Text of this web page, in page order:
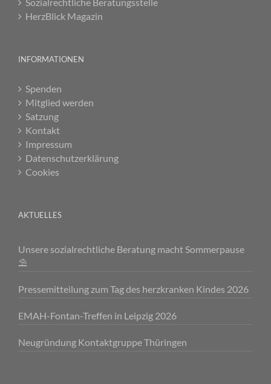
Sozialrechtliche Beratungsstelle
HerzBlick Magazin
INFORMATIONEN
Spenden
Mitglied werden
Satzung
Kontakt
Impressum
Datenschutzerklärung
Cookies
AKTUELLES
Unsere sozialrechtliche Beratung macht Sommerpause
⛱️
Pressemitteilung zum Tag des herzkranken Kindes 2026
EMAH-Fontan-Treffen in Leipzig 2026
Neugründung Kontaktgruppe Thüringen